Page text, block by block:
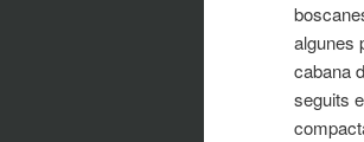
algunes
cabana
seguits